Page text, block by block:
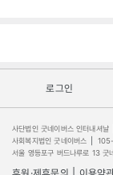
로그인
사단법인 굿네이버스 인터내셔날
사회복지법인 굿네이버스
서울 영등포구 버드나루로 13 굿